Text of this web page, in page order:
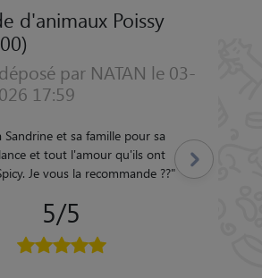
d'animaux Poissy
par NATAN le 03-
17:59
Sandrine et sa famille pour sa
et tout l'amour qu'ils ont
Je vous la recommande ??"
5/5
Suivant